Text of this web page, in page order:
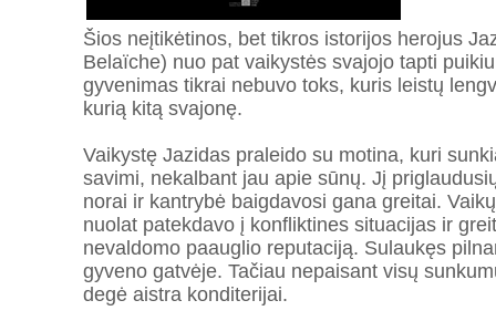
Šios neįtikėtinos, bet tikros istorijos herojus
Belaïche) nuo pat vaikystės svajojo tapti
gyvenimas tikrai nebuvo toks, kuris leistų
kurią kitą svajonę.
Vaikystę Jazidas praleido su motina, kuri
savimi, nekalbant jau apie sūnų. Jį
norai ir kantrybė baigdavosi gana greitai.
nuolat patekdavo į konfliktines situacijas ir
nevaldomo paauglio reputaciją. Sulaukęs
gyveno gatvėje. Tačiau nepaisant visų
degė aistra konditerijai.